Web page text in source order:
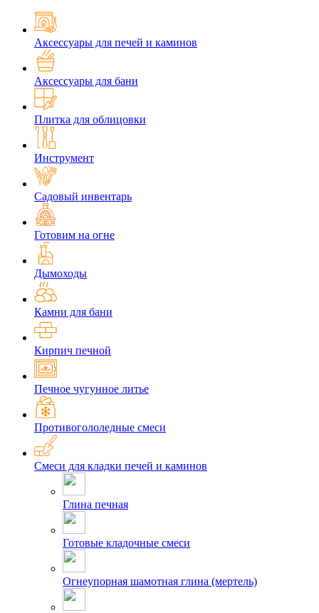
Аксессуары для печей и каминов
Аксессуары для бани
Плитка для облицовки
Инструмент
Садовый инвентарь
Готовим на огне
Дымоходы
Камни для бани
Кирпич печной
Печное чугунное литье
Противогололедные смеси
Смеси для кладки печей и каминов
Глина печная
Готовые кладочные смеси
Огнеупорная шамотная глина (мертель)